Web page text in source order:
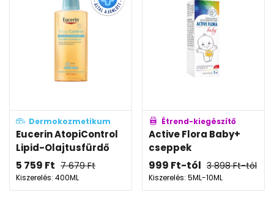
Dermokozmetikum
Eucerin AtopiControl
Lipid-Olajtusfürdő
5 759 Ft 7 679Ft
Kiszerelés: 400ML
Étrend-kiegészítő
Active Flora Baby+
cseppek
999 Ft-tól 3 898Ft-tól
Kiszerelés: 5ML-10ML